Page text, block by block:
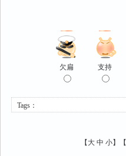
欠扁 支持
Tags：
【 大 中 小】【